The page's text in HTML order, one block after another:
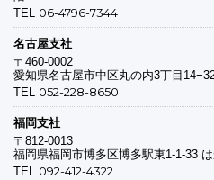
TEL 06-4796-7344
名古屋支社
〒460-0002
愛知県名古屋市中区丸の内3丁目
TEL 052-228-8650
福岡支社
〒812-0013
福岡県福岡市博多区博多駅東1-1-33
TEL 092-412-4322